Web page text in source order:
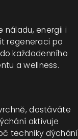
náladu, energii i
regeneraci po
každodenního
a wellness.
dostáváte
aktivuje
techniky dýchání